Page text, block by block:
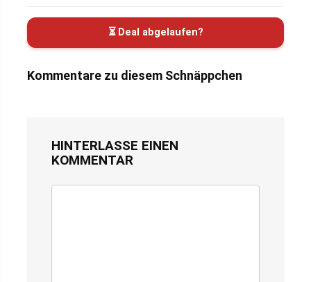
⏳ Deal abgelaufen?
Kommentare zu diesem Schnäppchen
HINTERLASSE EINEN
KOMMENTAR